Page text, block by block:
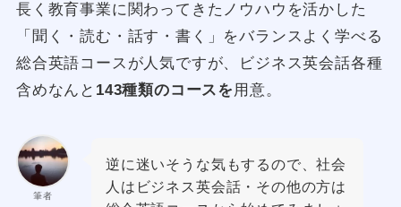
長く教育事業に関わってきたノウハウを活かした
「聞く・読む・話す・書く」をバランスよく学べる
総合英語コースが人気ですが、ビジネス英会話各種
含めなんと 143種類のコースを用意。
筆者
逆に迷いそうな気もするので、社会
人はビジネス英会話・その他の方は